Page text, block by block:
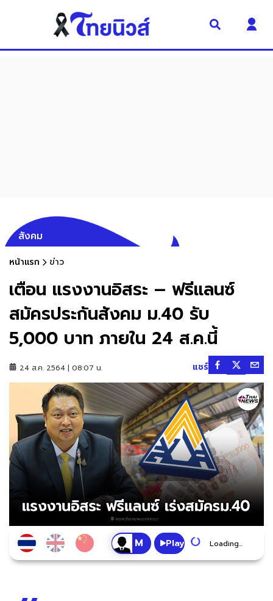
สังคม
หน้าแรก ข่าว
เตือน แรงงานอิสระ – ฟรีแลนซ์
สมัครประกันสังคม ม.40 รับ
5,000 บาท ภายใน 24 ส.ค.นี้
24 ส.ค. 2564 | 08:07 น. แชร์
Play Loading...